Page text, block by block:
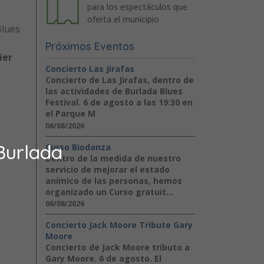
para los espectáculos que
oferta el municipio
Próximos Eventos
Concierto Las Jirafas
Concierto de Las Jirafas, dentro de
las actividades de Burlada Blues
Festival. 6 de agosto a las 19:30 en
el Parque M
06/08/2026
Curso Biodanza
Dentro de la medida de nuestro
servicio de mejorar el estado
anímico de las personas, hemos
organizado un Curso gratuit...
06/08/2026
Concierto Jack Moore Tribute Gary
Moore
Concierto de Jack Moore tributo a
Gary Moore. 6 de agosto. El